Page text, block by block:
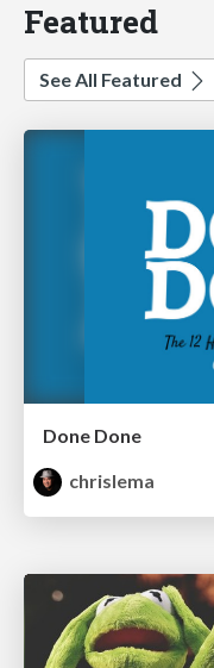
Featured
See All Featured
Done Done
chrislema